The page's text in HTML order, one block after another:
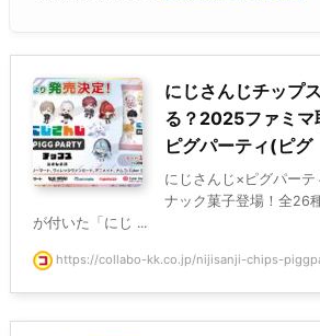
にじさんじチップ
る？2025ファミマ
ピグパーティ(ピグ
にじさんじ×ピグパー
ナック菓子登場！全26
が付いた「にじ ...
https://collabo-kk.co.jp/nijisanji-chips-